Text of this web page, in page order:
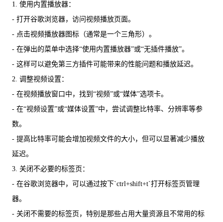
1. 使用内置播放器：
- 打开谷歌浏览器，访问视频播放页面。
- 点击视频播放器图标（通常是一个三角形）。
- 在弹出的菜单中选择“使用内置播放器”或“无插件播放”。
- 这样可以避免第三方插件可能带来的性能问题和播放延迟。
2. 调整视频设置：
- 在视频播放窗口中，找到“视频”或“媒体”选项卡。
- 在“视频设置”或“媒体设置”中，尝试调整比特率、分辨率等参
数。
- 提高比特率可能会增加视频文件的大小，但可以显著减少播放
延迟。
3. 关闭不必要的标签页：
- 在谷歌浏览器中，可以通过按下`ctrl+shift+t`打开标签页管理
器。
- 关闭不需要的标签页，特别是那些占用大量资源且不常用的标